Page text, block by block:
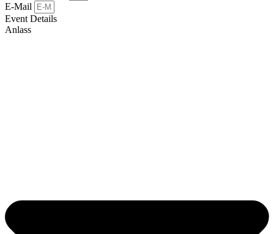
E-Mail
Event Details
Anlass